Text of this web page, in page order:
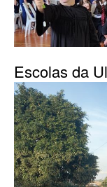
Escolas da